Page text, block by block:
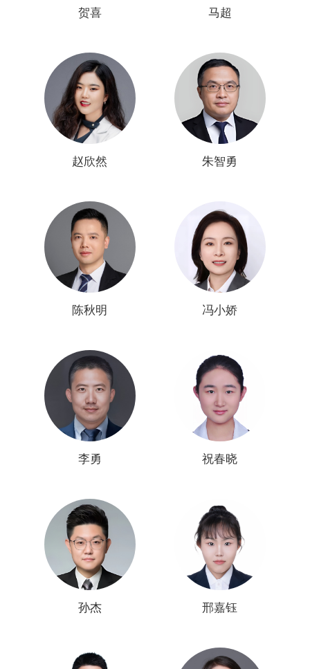
贺喜 马超
赵欣然 朱智勇
陈秋明 冯小娇
李勇 祝春晓
孙杰 邢嘉钰